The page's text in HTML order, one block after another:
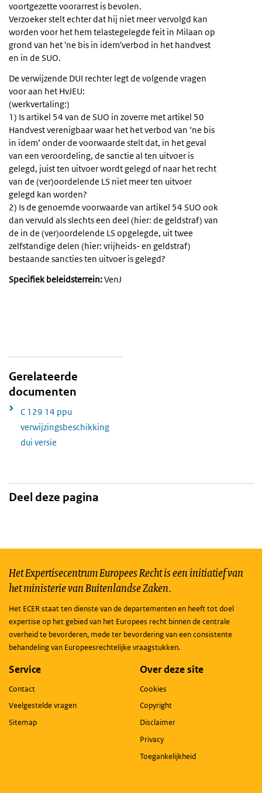
voortgezette voorarrest is bevolen.
Verzoeker stelt echter dat hij niet meer vervolgd kan
worden voor het hem telastegelegde feit in Milaan op
grond van het 'ne bis in idem'verbod in het handvest
en in de SUO.
De verwijzende DUI rechter legt de volgende vragen
voor aan het HvJEU:
(werkvertaling:)
1) Is artikel 54 van de SUO in zoverre met artikel 50
Handvest verenigbaar waar het het verbod van ‘ne bis
in idem’ onder de voorwaarde stelt dat, in het geval
van een veroordeling, de sanctie al ten uitvoer is
gelegd, juist ten uitvoer wordt gelegd of naar het recht
van de (ver)oordelende LS niet meer ten uitvoer
gelegd kan worden?
2) Is de genoemde voorwaarde van artikel 54 SUO ook
dan vervuld als slechts een deel (hier: de geldstraf) van
de in de (ver)oordelende LS opgelegde, uit twee
zelfstandige delen (hier: vrijheids- en geldstraf)
bestaande sancties ten uitvoer is gelegd?
Specifiek beleidsterrein:VenJ
Gerelateerde
documenten
C 129 14 ppu
verwijzingsbeschikking
dui versie
Deel deze pagina
Het Expertisecentrum Europees Recht is een initiatief van
het ministerie van Buitenlandse Zaken.
Het ECER staat ten dienste van de departementen en heeft tot doel
expertise op het gebied van het Europees recht binnen de centrale
overheid te bevorderen, mede ter bevordering van een consistente
behandeling van Europeesrechtelijke vraagstukken.
Service
Contact
Veelgestelde vragen
Sitemap
Over deze site
Cookies
Copyright
Disclaimer
Privacy
Toegankelijkheid